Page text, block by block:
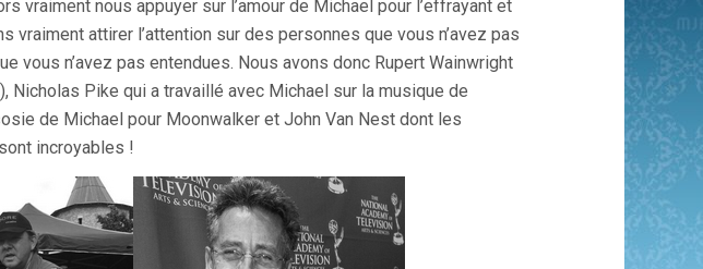
vraiment nous appuyer sur l’amour de Michael pour l’effrayant et
vraiment attirer l’attention sur des personnes que vous n’avez pas
vous n’avez pas entendues. Nous avons donc Rupert Wainwright
Nicholas Pike qui a travaillé avec Michael sur la musique de
de Michael pour Moonwalker et John Van Nest dont les
incroyables !